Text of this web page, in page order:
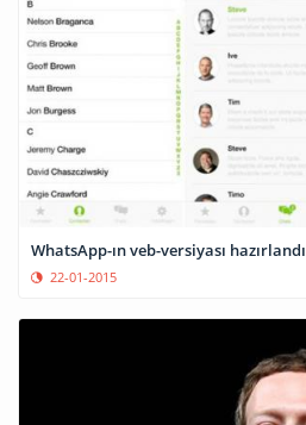
WhatsApp-ın veb-versiyası hazırlandı
22-01-2015